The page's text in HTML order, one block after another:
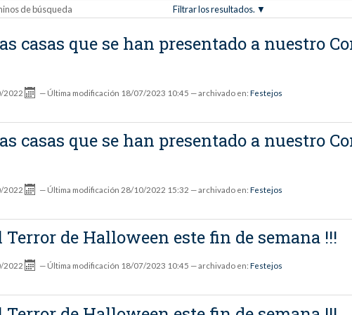
de búsqueda Filtrar los resultados.
casas que se han presentado a nuestro
2022 — Última modificación 18/07/2023 10:45 — archivado en:Festejos
casas que se han presentado a nuestro
2022 — Última modificación 28/10/2022 15:32 — archivado en:Festejos
Terror de Halloween este fin de semana !!!
2022 — Última modificación 18/07/2023 10:45 — archivado en:Festejos